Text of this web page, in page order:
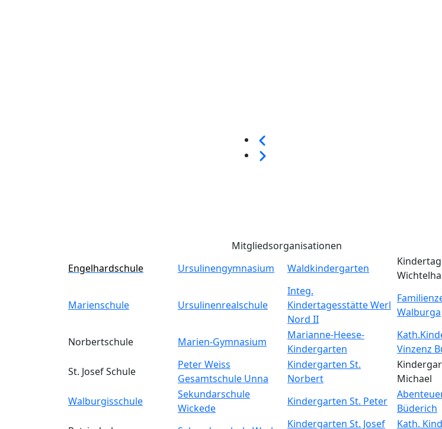
Seitennummerierung
Weiter
Mitgliedsorganisationen
Engelhardschule
Ursulinengymnasium Waldkindergarten
Marienschule Ursulinenrealschule
Integ.
Kindertagesstätte Werl
Nord II
Walburga
Norbertschule Marien-Gymnasium
Marianne-Heese-
Kindergarten
Vinzenz
St. Josef Schule
Peter Weiss
Gesamtschule Unna
Kindergarten St.
Norbert
Michael
Walburgisschule
Sekundarschule
Wickede
Kindergarten St. Peter
Büderich
Kindergarten St. Josef Kath.